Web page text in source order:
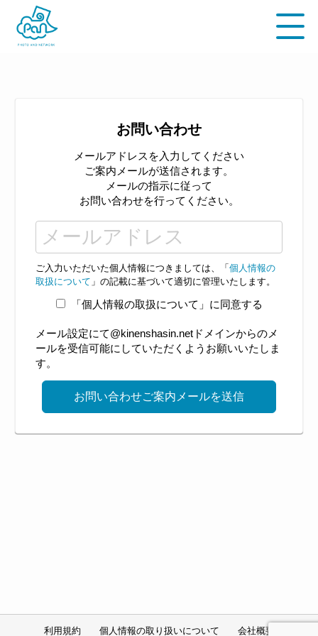
お問い合わせ
メールアドレスを入力してください
ご案内メールが送信されます。
メールの指示に従って
お問い合わせを行ってください。
ご入力いただいた個人情報につきましては、「 個人情報の
取扱について 」の記載に基づいて適切に管理いたします。
「個人情報の取扱について」に同意する
メール設定にて@kinenshasin.netドメインからのメ
ールを受信可能にしていただくようお願いいたしま
す。
利用規約 個人情報の取り扱いについて 会社概要